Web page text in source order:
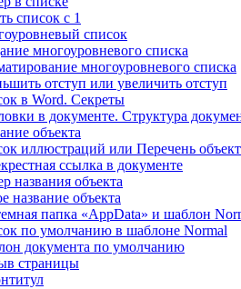
список с 1
список
многоуровневого списка
многоуровневого списка
отступ или увеличить отступ
в Word. Секреты
в документе. Структура
объекта
иллюстраций или Перечень
ссылка в документе
названия объекта
название объекта
папка «AppData» и шаблон
по умолчанию в шаблоне Normal
документа по умолчанию
страницы